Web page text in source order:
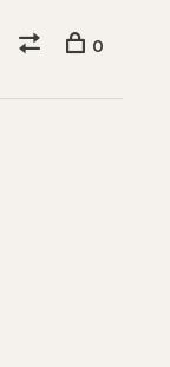
0